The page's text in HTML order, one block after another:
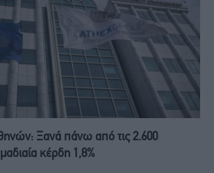
Ξανά πάνω από τις 2.600
κέρδη 1,8%